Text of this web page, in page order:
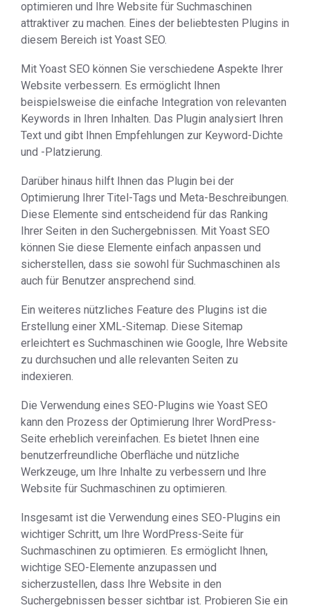
optimieren und Ihre Website für Suchmaschinen
attraktiver zu machen. Eines der beliebtesten Plugins in
diesem Bereich ist Yoast SEO.
Mit Yoast SEO können Sie verschiedene Aspekte Ihrer
Website verbessern. Es ermöglicht Ihnen
beispielsweise die einfache Integration von relevanten
Keywords in Ihren Inhalten. Das Plugin analysiert Ihren
Text und gibt Ihnen Empfehlungen zur Keyword-Dichte
und -Platzierung.
Darüber hinaus hilft Ihnen das Plugin bei der
Optimierung Ihrer Titel-Tags und Meta-Beschreibungen.
Diese Elemente sind entscheidend für das Ranking
Ihrer Seiten in den Suchergebnissen. Mit Yoast SEO
können Sie diese Elemente einfach anpassen und
sicherstellen, dass sie sowohl für Suchmaschinen als
auch für Benutzer ansprechend sind.
Ein weiteres nützliches Feature des Plugins ist die
Erstellung einer XML-Sitemap. Diese Sitemap
erleichtert es Suchmaschinen wie Google, Ihre Website
zu durchsuchen und alle relevanten Seiten zu
indexieren.
Die Verwendung eines SEO-Plugins wie Yoast SEO
kann den Prozess der Optimierung Ihrer WordPress-
Seite erheblich vereinfachen. Es bietet Ihnen eine
benutzerfreundliche Oberfläche und nützliche
Werkzeuge, um Ihre Inhalte zu verbessern und Ihre
Website für Suchmaschinen zu optimieren.
Insgesamt ist die Verwendung eines SEO-Plugins ein
wichtiger Schritt, um Ihre WordPress-Seite für
Suchmaschinen zu optimieren. Es ermöglicht Ihnen,
wichtige SEO-Elemente anzupassen und
sicherzustellen, dass Ihre Website in den
Suchergebnissen besser sichtbar ist. Probieren Sie ein